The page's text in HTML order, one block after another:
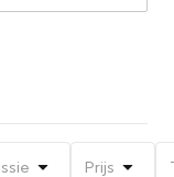
Prijs